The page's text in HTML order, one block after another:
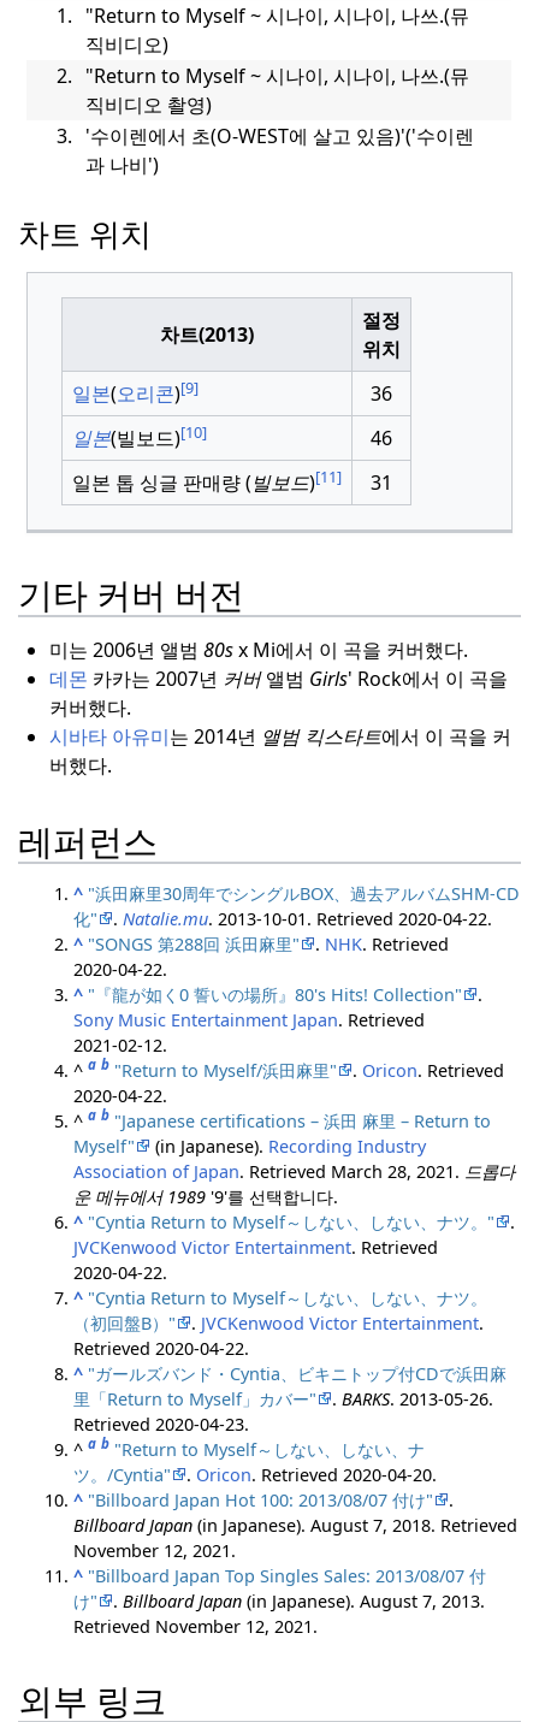
1. "Return to Myself ~ 시나이, 시나이, 나쓰.(뮤
직비디오)
2. "Return to Myself ~ 시나이, 시나이, 나쓰.(뮤
직비디오 촬영)
3. '수이렌에서 초(O-WEST에 살고 있음)'('수이렌
과 나비')
차트 위치
차트(2013)
절정
위치
일본(오리콘)[9]
36
일본(빌보드)[10]
46
일본 톱 싱글 판매량 (빌보드)[11] 31
기타 커버 버전
미는 2006년 앨범 80sx Mi에서 이 곡을 커버했다.
데몬 카카는 2007년 커버앨범 Girls' Rock에서 이 곡을
커버했다.
시바타 아유미는 2014년 앨범 킥스타트에서 이 곡을 커
버했다.
레퍼런스
^ "浜田麻里30周年でシングルBOX、過去アルバムSHM-CD
化"
.Natalie.mu. 2013-10-01. Retrieved2020-04-22.
^ "SONGS 第288回 浜田麻里" . NHK. Retrieved
2020-04-22.
^ "『龍が如く0 誓いの場所』80's Hits! Collection"
.
Sony Music Entertainment Japan. Retrieved
2021-02-12.
^a b "Return to Myself/浜田麻里" . Oricon. Retrieved
2020-04-22.
^a b "Japanese certifications – 浜田 麻里 – Return to
Myself"
(in Japanese). Recording Industry
Association of Japan. Retrieved March 28, 2021. 드롭다
운 메뉴에서 1989 '9'를 선택합니다.
^
"Cyntia Return to Myself～しない、しない、ナツ。"
.
JVCKenwood Victor Entertainment. Retrieved
2020-04-22.
^ "Cyntia Return to Myself～しない、しない、ナツ。
（初回盤B）"
. JVCKenwood Victor Entertainment.
Retrieved2020-04-22.
^ "ガールズバンド・Cyntia、ビキニトップ付CDで浜田麻
里「Return to Myself」カバー"
.BARKS. 2013-05-26.
Retrieved2020-04-23.
^a b "Return to Myself～しない、しない、ナ
ツ。/Cyntia"
. Oricon. Retrieved2020-04-20.
^ "Billboard Japan Hot 100: 2013/08/07 付け"
.
Billboard Japan (in Japanese). August 7, 2018. Retrieved
November 12, 2021.
^ "Billboard Japan Top Singles Sales: 2013/08/07 付
け"
.Billboard Japan (in Japanese). August 7, 2013.
Retrieved November 12, 2021.
외부 링크